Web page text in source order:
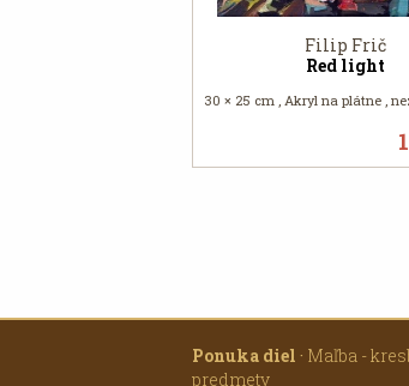
Filip Frič
Red light
30 × 25 cm , Akryl na plátne ,
Ponuka diel · Maľba -
predmety